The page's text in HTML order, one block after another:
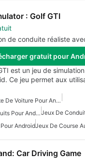
: Golf GTI
de conduite réaliste
gratuit pour
est un jeu de
Ce jeu permet aux
Jeux De Conduite De Voiture Pour Android
Jeux De Simulation Gratuits Pour AndroidJeux De
Android
Car Driving Game